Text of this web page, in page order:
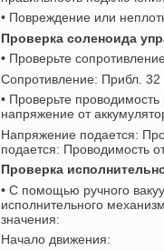
• Повреждение или
Проверка соленоида
• Проверьте
Сопротивление: Прибл.
• Проверьте
напряжение от
Напряжение подается:
подается: Проводимость
Проверка
• С помощью ручного
исполнительного
значения:
Начало движения: